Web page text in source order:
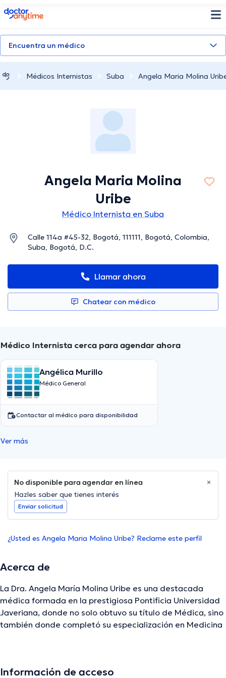
doctoranytime
Encuentra un médico
Médicos Internistas Suba Angela Maria Molina
Angela Maria Molina
Uribe
Médico Internista en Suba
Calle 114a #45-32, Bogotá, 111111, Bogotá, Colombia,
Suba, Bogotá, D.C.
Llamar ahora
Chatear con médico
Médico Internista cerca para agendar ahora
Angélica Murillo
Médico General
Contactar al médico para disponibilidad
Ver más
No disponible para agendar en línea
Hazles saber que tienes interés
Enviar solicitud
¿Usted es Angela Maria Molina Uribe? Reclame este perfil
Acerca de
La Dra. Angela María Molina Uribe es una destacada
médica formada en la prestigiosa Pontificia Universidad
Javeriana, donde no solo obtuvo su título de Médica, sino
también donde completó su especialización en Medicina
Anticoagulación en Colsubsidio, la Dra. Molina Uribe
Información de acceso